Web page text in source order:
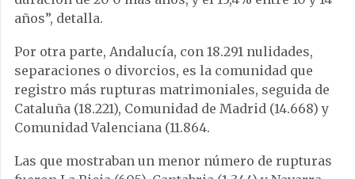
años”, detalla.
Por otra parte, Andalucía, con 18.291 nulidades,
separaciones o divorcios, es la comunidad que
registro más rupturas matrimoniales, seguida de
Cataluña (18.221), Comunidad de Madrid (14.668) y
Comunidad Valenciana (11.864.
Las que mostraban un menor número de rupturas